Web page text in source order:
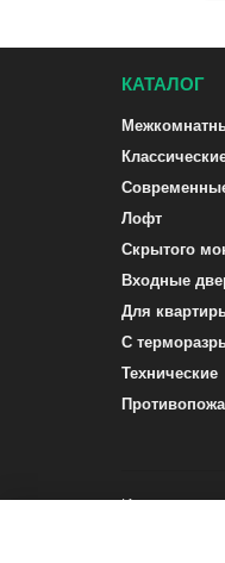
КАТАЛОГ
Лофт
Скрытого
Входные
Для
С
Технические
Интернет-